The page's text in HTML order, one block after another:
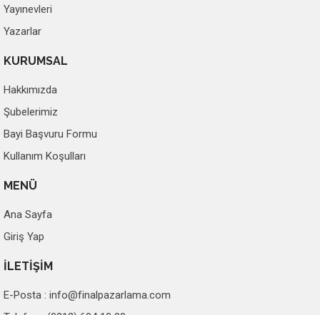
Yayınevleri
Yazarlar
KURUMSAL
Hakkımızda
Şubelerimiz
Bayi Başvuru Formu
Kullanım Koşulları
MENÜ
Ana Sayfa
Giriş Yap
İLETİŞİM
E-Posta : info@finalpazarlama.com